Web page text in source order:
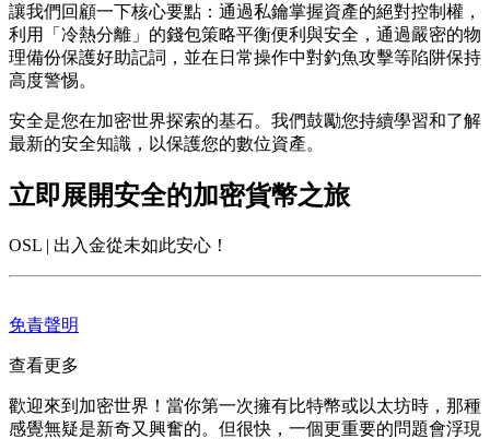
讓我們回顧一下核心要點：通過私鑰掌握資產的絕對控制權，
利用「冷熱分離」的錢包策略平衡便利與安全，通過嚴密的物
理備份保護好助記詞，並在日常操作中對釣魚攻擊等陷阱保持
高度警惕。
安全是您在加密世界探索的基石。我們鼓勵您持續學習和了解
最新的安全知識，以保護您的數位資產。
立即展開安全的加密貨幣之旅
OSL | 出入金從未如此安心！
免責聲明
查看更多
歡迎來到加密世界！當你第一次擁有比特幣或以太坊時，那種
感覺無疑是新奇又興奮的。但很快，一個更重要的問題會浮現